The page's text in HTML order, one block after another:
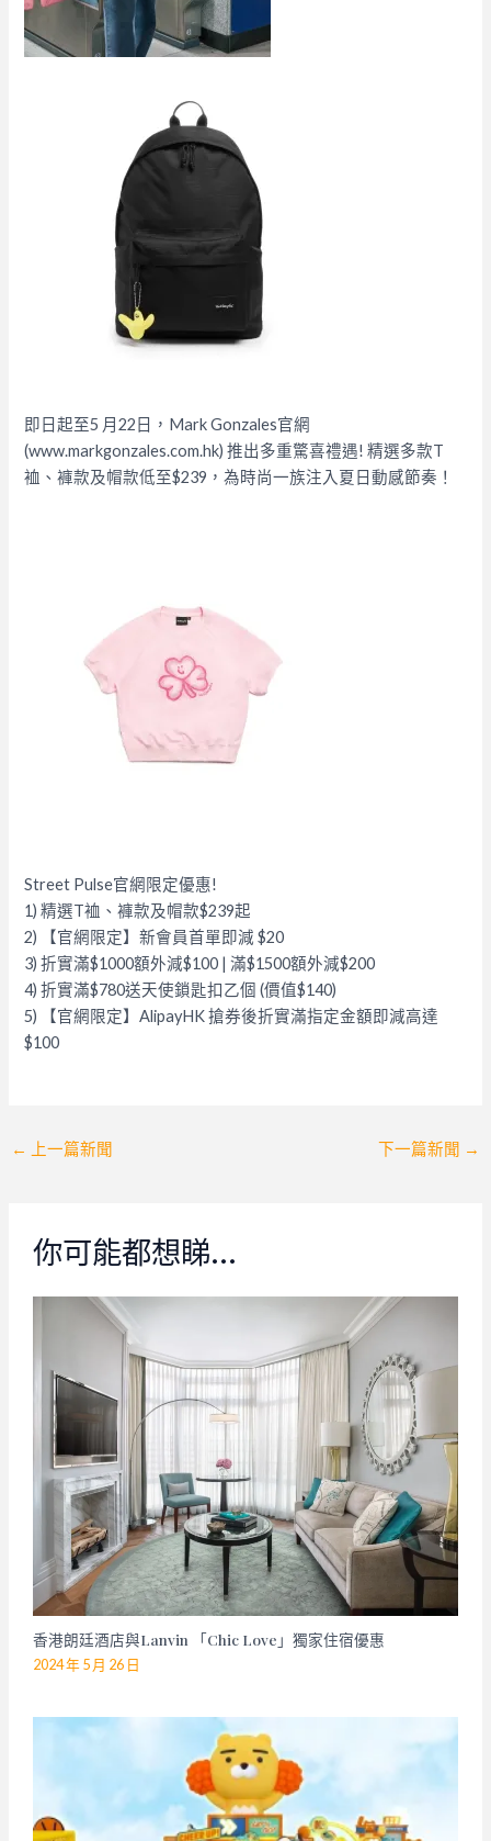
即日起至5 月22日，Mark Gonzales官網
(www.markgonzales.com.hk) 推出多重驚喜禮遇! 精選多款T
裇、褲款及帽款低至$239，為時尚一族注入夏日動感節奏！
Street Pulse官網限定優惠!
1) 精選T裇、褲款及帽款$239起
2) 【官網限定】新會員首單即減 $20
3) 折實滿$1000額外減$100 | 滿$1500額外減$200
4) 折實滿$780送天使鎖匙扣乙個 (價值$140)
5) 【官網限定】AlipayHK 搶券後折實滿指定金額即減高達
$100
Post
← 上一篇新聞 下一篇新聞 →
你可能都想睇…
香港朗廷酒店與Lanvin 「Chic Love」獨家住宿優惠
2024 年 5 月 26 日